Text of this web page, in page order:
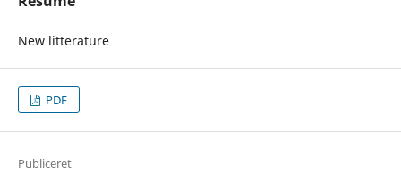
New litterature
PDF
Publiceret